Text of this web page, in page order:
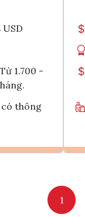
USD
Từ 1.700 -
có thông
1